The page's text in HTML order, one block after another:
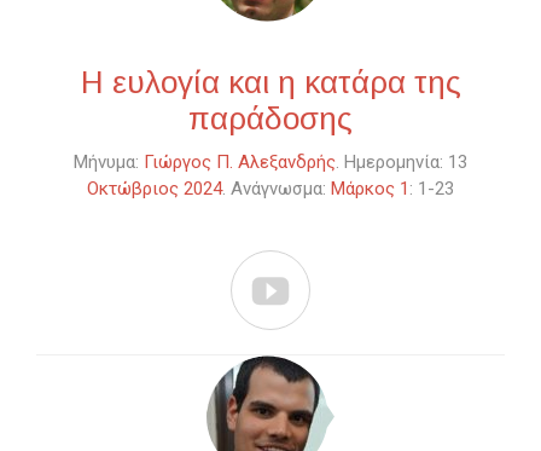
Η ευλογία και η κατάρα της
παράδοσης
Μήνυμα: Γιώργος Π. Αλεξανδρής. Ημερομηνία: 13
Οκτώβριος 2024. Ανάγνωσμα: Μάρκος 1 : 1-23
